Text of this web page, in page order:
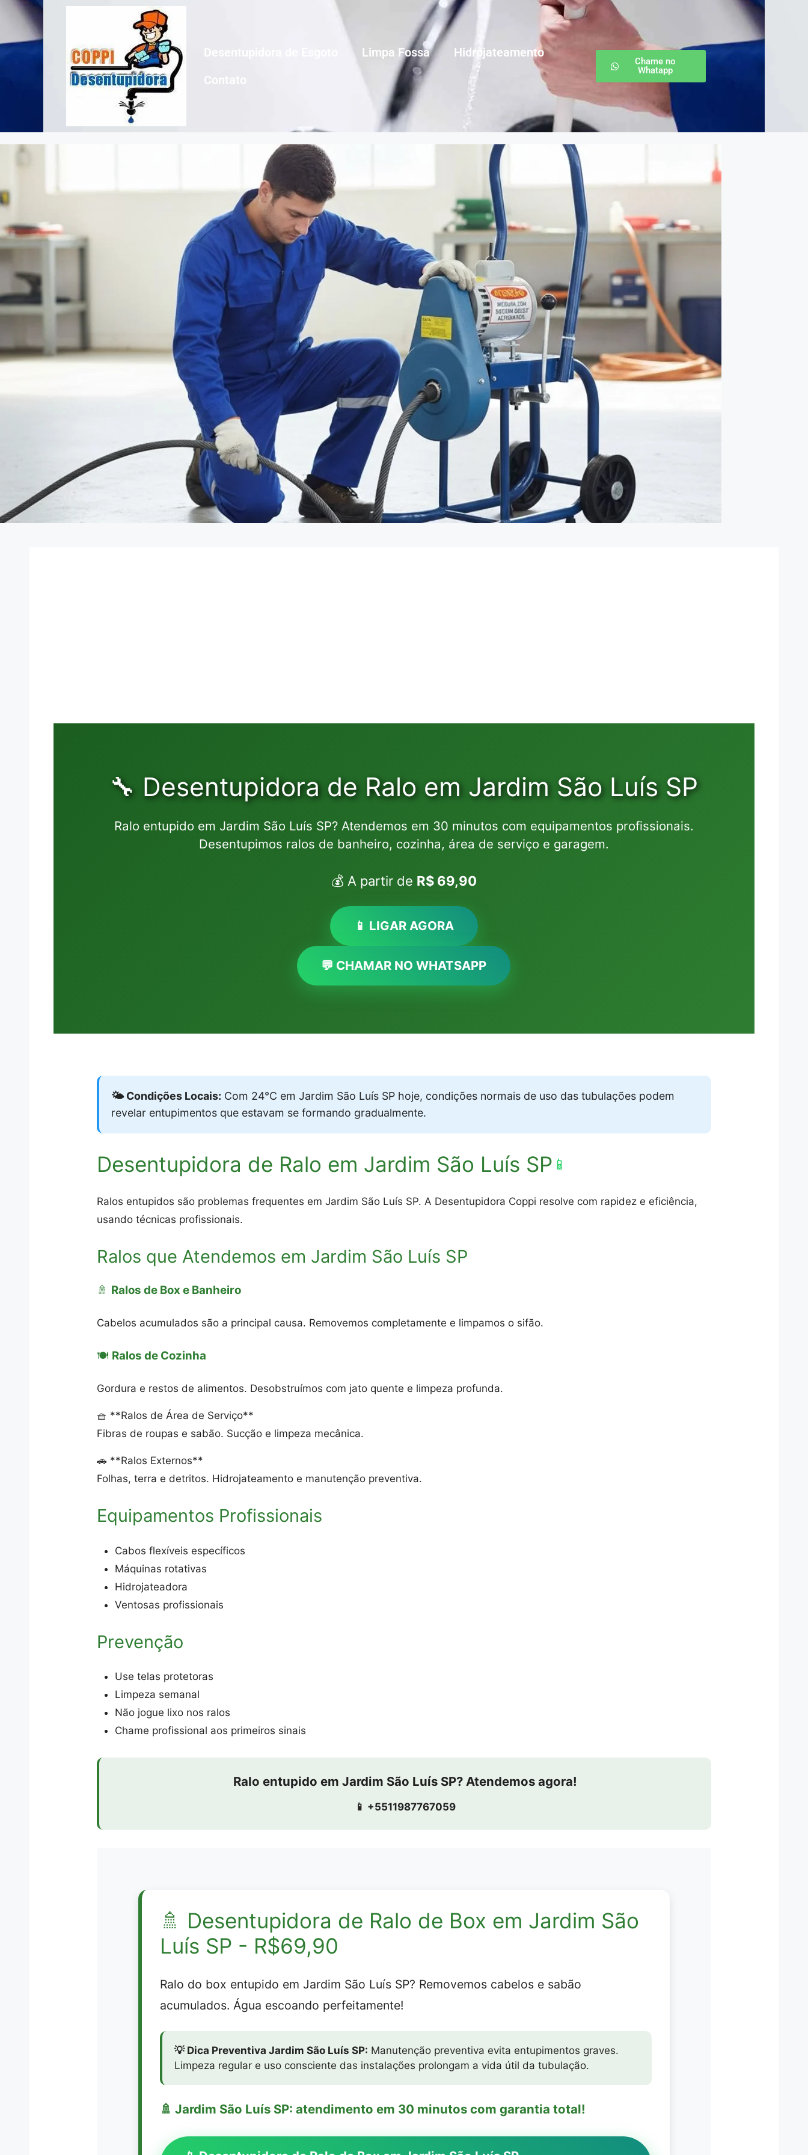
Limpa Fossa
Hidrojateamento
Chame no
Whatapp
🔧 Desentupidora de Ralo em Jardim São Luís SP
Ralo entupido em Jardim São Luís SP? Atendemos em 30 minutos com equipamentos profissionais.
Desentupimos ralos de banheiro, cozinha, área de serviço e garagem.
💰 A partir de R$ 69,90
📱 LIGAR AGORA
💬 CHAMAR NO WHATSAPP
🌤️ Condições Locais: Com 24°C em Jardim São Luís SP hoje, condições normais de uso das tubulações podem
revelar entupimentos que estavam se formando gradualmente.
Desentupidora de Ralo em Jardim São Luís SP 📱
Ralos entupidos são problemas frequentes em Jardim São Luís SP. A Desentupidora Coppi resolve com rapidez e eficiência,
usando técnicas profissionais.
Ralos que Atendemos em Jardim São Luís SP
🚿 Ralos de Box e Banheiro
Cabelos acumulados são a principal causa. Removemos completamente e limpamos o sifão.
🍽️ Ralos de Cozinha
Gordura e restos de alimentos. Desobstruímos com jato quente e limpeza profunda.
🧺 **Ralos de Área de Serviço**
Fibras de roupas e sabão. Sucção e limpeza mecânica.
🚗 **Ralos Externos**
Folhas, terra e detritos. Hidrojateamento e manutenção preventiva.
Equipamentos Profissionais
Cabos flexíveis específicos
Máquinas rotativas
Hidrojateadora
Ventosas profissionais
Prevenção
Use telas protetoras
Limpeza semanal
Não jogue lixo nos ralos
Chame profissional aos primeiros sinais
Ralo entupido em Jardim São Luís SP? Atendemos agora!
📱 +5511987767059
🚿 Desentupidora de Ralo de Box em Jardim São
Luís SP - R$69,90
Ralo do box entupido em Jardim São Luís SP? Removemos cabelos e sabão
acumulados. Água escoando perfeitamente!
💡 Dica Preventiva Jardim São Luís SP: Manutenção preventiva evita entupimentos graves.
Limpeza regular e uso consciente das instalações prolongam a vida útil da tubulação.
🚿 Jardim São Luís SP: atendimento em 30 minutos com garantia total!